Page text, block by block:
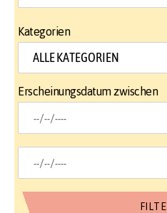
Kategorien
Erscheinungsdatum zwischen